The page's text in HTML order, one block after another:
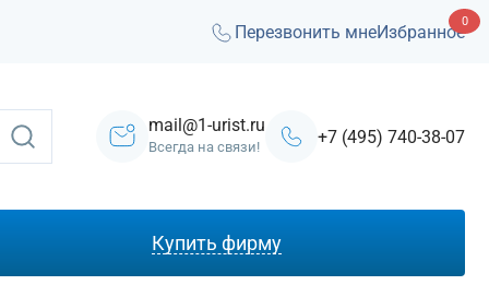
Перезвонить мнеИзбранное
0
mail@1-urist.ru
Всегда на связи! +7 (495) 740-38-07
Купить фирму